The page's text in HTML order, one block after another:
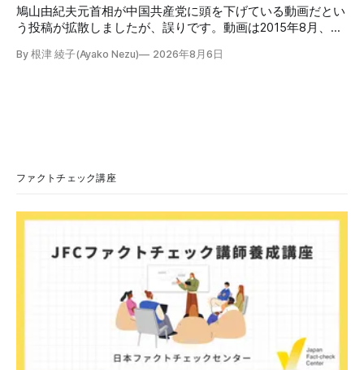
鳩山由紀夫元首相が中国共産党に頭を下げている動画だとい
う投稿が拡散しましたが、誤りです。動画は2015年8月、鳩
立運動家らに謝罪した映像です。中国共産党に対して頭を下
拡散した。 検証する理由 8月6日現在、投稿は200回以上リ
いてあるように見えます」などの英語の指摘もあるが、「日
「共産主義者に恥じて頭を下げるべき人はいない」など、拡
散した投稿を真に受けた反応も多いため検証する。 検証過
By 根津 綾子(Ayako Nezu) 2026年8月6日
ファクトチェック講座